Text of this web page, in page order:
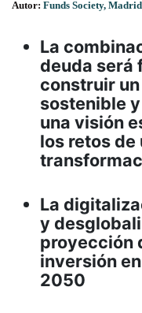
Autor: Funds Society, Madrid
La
deuda será
construir
sostenible
una visión
los retos de
La
y
proyección
inversión
2050